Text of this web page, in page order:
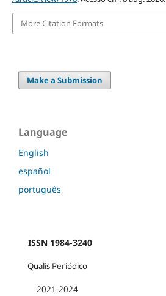
More Citation Formats
Make a Submission
Language
English
español
português
ISSN 1984-3240
Qualis Periódico
2021-2024